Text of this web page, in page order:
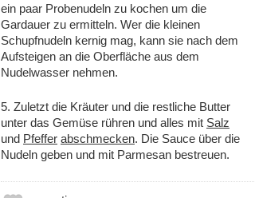
ein paar Probenudeln zu kochen um die
Gardauer zu ermitteln. Wer die kleinen
Schupfnudeln kernig mag, kann sie nach dem
Aufsteigen an die Oberfläche aus dem
Nudelwasser nehmen.
5. Zuletzt die Kräuter und die restliche Butter
unter das Gemüse rühren und alles mit Salz
und Pfeffer abschmecken. Die Sauce über die
Nudeln geben und mit Parmesan bestreuen.